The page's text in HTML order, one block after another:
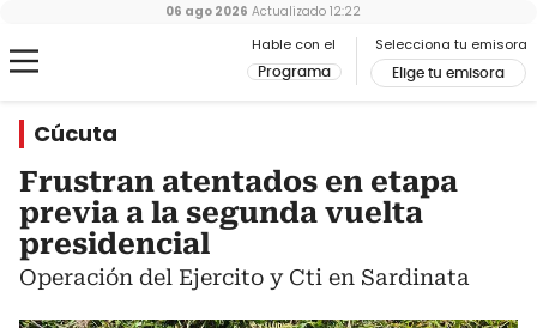
Hable con el
Programa
Selecciona tu emisora
Elige tu emisora
06 ago 2026 Actualizado 12:22
Cúcuta
Frustran atentados en etapa
previa a la segunda vuelta
presidencial
Operación del Ejercito y Cti en Sardinata